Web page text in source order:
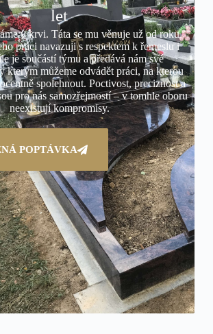
let
v krvi. Táta se mu věnuje už od roku
práci navazuji s respektem k řemeslu i
je součástí týmu a předává nám své
kterým můžeme odvádět práci, na kterou
spolehnout. Poctivost, preciznost a
pro nás samozřejmostí – v tomhle oboru
neexistují kompromisy.
POPTÁVKA